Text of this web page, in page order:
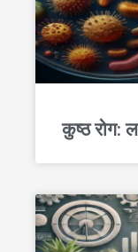
कुष्ठ रोग: